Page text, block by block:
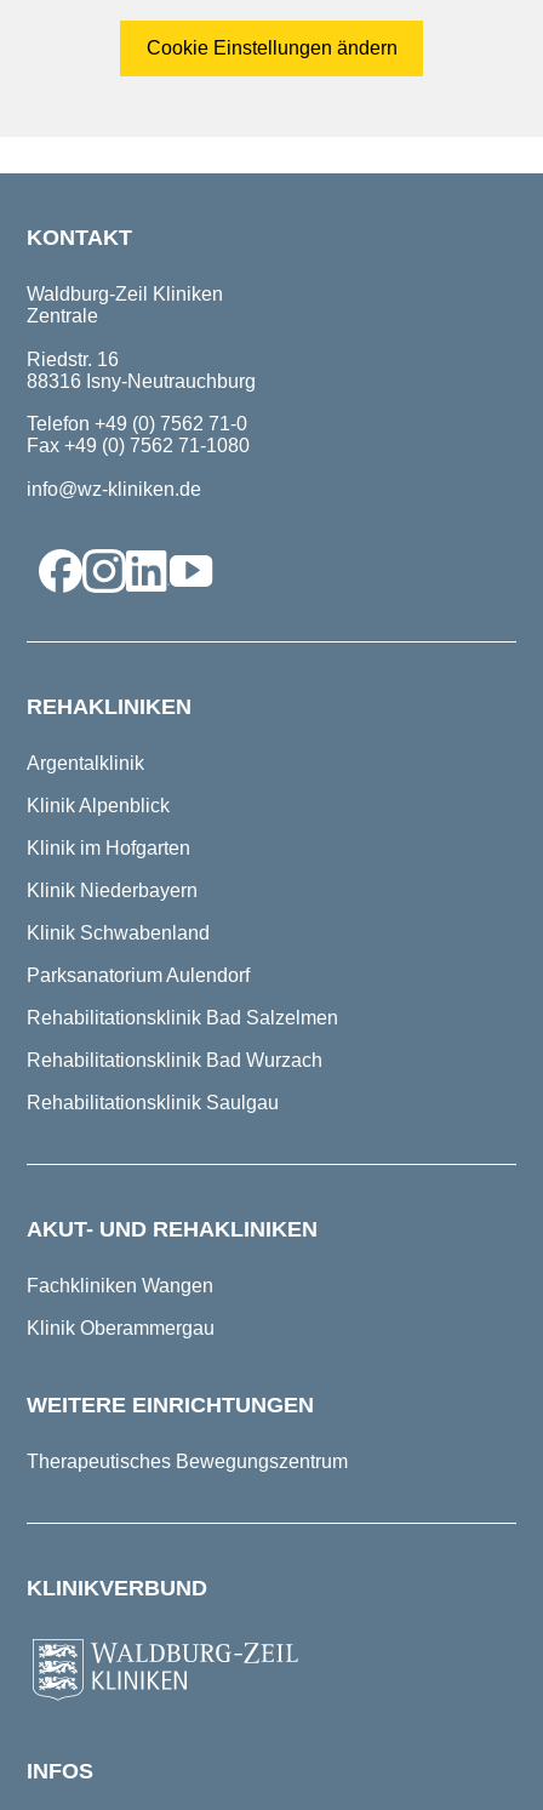
Cookie Einstellungen ändern
KONTAKT
Waldburg-Zeil Kliniken
Zentrale
Riedstr. 16
88316 Isny-Neutrauchburg
Telefon +49 (0) 7562 71-0
Fax +49 (0) 7562 71-1080
info@wz-kliniken.de
REHAKLINIKEN
Argentalklinik
Klinik Alpenblick
Klinik im Hofgarten
Klinik Niederbayern
Klinik Schwabenland
Parksanatorium Aulendorf
Rehabilitationsklinik Bad Salzelmen
Rehabilitationsklinik Bad Wurzach
Rehabilitationsklinik Saulgau
AKUT- UND REHAKLINIKEN
Fachkliniken Wangen
Klinik Oberammergau
WEITERE EINRICHTUNGEN
Therapeutisches Bewegungszentrum
KLINIKVERBUND
INFOS